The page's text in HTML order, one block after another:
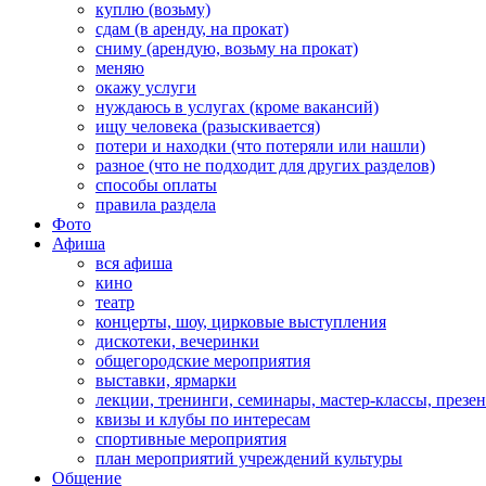
куплю (возьму)
сдам (в аренду, на прокат)
сниму (арендую, возьму на прокат)
меняю
окажу услуги
нуждаюсь в услугах (кроме вакансий)
ищу человека (разыскивается)
потери и находки (что потеряли или нашли)
разное (что не подходит для других разделов)
способы оплаты
правила раздела
Фото
Афиша
вся афиша
кино
театр
концерты, шоу, цирковые выступления
дискотеки, вечеринки
общегородские мероприятия
выставки, ярмарки
лекции, тренинги, семинары, мастер-классы,
квизы и клубы по интересам
спортивные мероприятия
план мероприятий учреждений культуры
Общение